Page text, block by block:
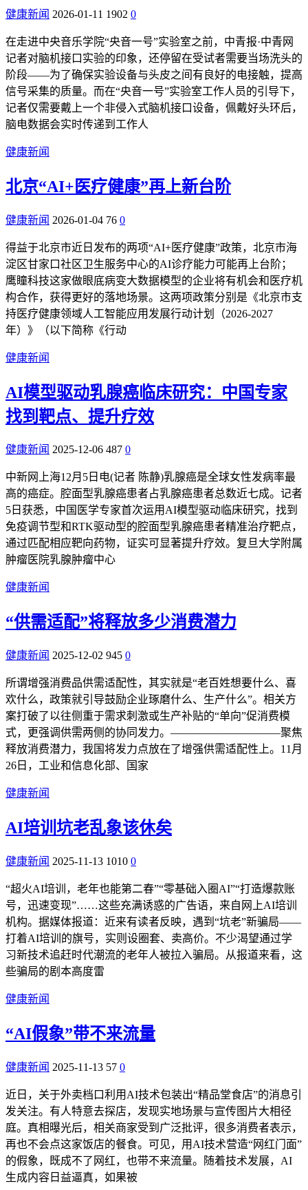
健康新闻 2026-01-11 1902 0
在走进中央音乐学院“央音一号”实验室之前，中青报·中青网
记者对脑机接口实验的印象，还停留在受试者需要当场洗头的
阶段——为了确保实验设备与头皮之间有良好的电接触，提高
信号采集的质量。而在“央音一号”实验室工作人员的引导下，
记者仅需要戴上一个非侵入式脑机接口设备，佩戴好头环后，
脑电数据会实时传递到工作人
健康新闻
北京“AI+医疗健康”再上新台阶
健康新闻 2026-01-04 76 0
得益于北京市近日发布的两项“AI+医疗健康”政策，北京市海
淀区甘家口社区卫生服务中心的AI诊疗能力可能再上台阶；
鹰瞳科技这家做眼底病变大数据模型的企业将有机会和医疗机
构合作，获得更好的落地场景。这两项政策分别是《北京市支
持医疗健康领域人工智能应用发展行动计划（2026-2027
年）》（以下简称《行动
健康新闻
AI模型驱动乳腺癌临床研究：中国专家
找到靶点、提升疗效
健康新闻 2025-12-06 487 0
中新网上海12月5日电(记者 陈静)乳腺癌是全球女性发病率最
高的癌症。腔面型乳腺癌患者占乳腺癌患者总数近七成。记者
5日获悉，中国医学专家首次运用AI模型驱动临床研究，找到
免疫调节型和RTK驱动型的腔面型乳腺癌患者精准治疗靶点，
通过匹配相应靶向药物，证实可显著提升疗效。复旦大学附属
肿瘤医院乳腺肿瘤中心
健康新闻
“供需适配”将释放多少消费潜力
健康新闻 2025-12-02 945 0
所谓增强消费品供需适配性，其实就是“老百姓想要什么、喜
欢什么，政策就引导鼓励企业琢磨什么、生产什么”。相关方
案打破了以往侧重于需求刺激或生产补贴的“单向”促消费模
式，更强调供需两侧的协同发力。——————————聚焦
释放消费潜力，我国将发力点放在了增强供需适配性上。11月
26日，工业和信息化部、国家
健康新闻
AI培训坑老乱象该休矣
健康新闻 2025-11-13 1010 0
“超火AI培训，老年也能第二春”“零基础入圈AI”“打造爆款账
号，迅速变现”……这些充满诱惑的广告语，来自网上AI培训
机构。据媒体报道：近来有读者反映，遇到“坑老”新骗局——
打着AI培训的旗号，实则设圈套、卖高价。不少渴望通过学
习新技术追赶时代潮流的老年人被拉入骗局。从报道来看，这
些骗局的剧本高度雷
健康新闻
“AI假象”带不来流量
健康新闻 2025-11-13 57 0
近日，关于外卖档口利用AI技术包装出“精品堂食店”的消息引
发关注。有人特意去探店，发现实地场景与宣传图片大相径
庭。真相曝光后，相关商家受到广泛批评，很多消费者表示，
再也不会点这家饭店的餐食。可见，用AI技术营造“网红门面”
的假象，既成不了网红，也带不来流量。随着技术发展，AI
生成内容日益逼真，如果被